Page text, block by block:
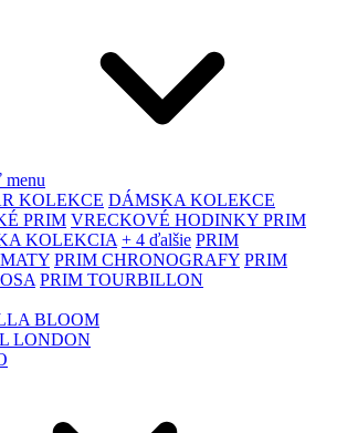
KOLEKCE DÁMSKA KOLEKCE
PRIM VRECKOVÉ HODINKY PRIM
KOLEKCIA + 4 ďalšie PRIM
PRIM CHRONOGRAFY PRIM
PRIM TOURBILLON
BLOOM
LONDON